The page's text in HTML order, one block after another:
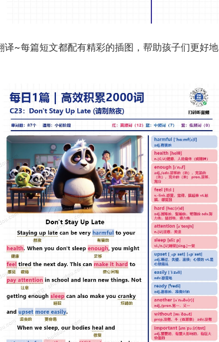
~每篇短文都配有精彩的插图，帮助孩子们更好地